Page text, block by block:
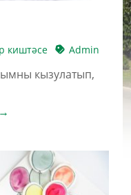
киштәсе Admin
кызулатып,